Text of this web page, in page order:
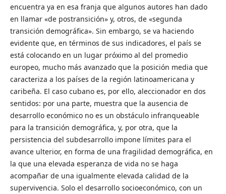
encuentra ya en esa franja que algunos autores han dado
en llamar «de postransición» y, otros, de «segunda
transición demográfica». Sin embargo, se va haciendo
evidente que, en términos de sus indicadores, el país se
está colocando en un lugar próximo al del promedio
europeo, mucho más avanzado que la posición media que
caracteriza a los países de la región latinoamericana y
caribeña. El caso cubano es, por ello, aleccionador en dos
sentidos: por una parte, muestra que la ausencia de
desarrollo económico no es un obstáculo infranqueable
para la transición demográfica, y, por otra, que la
persistencia del subdesarrollo impone límites para el
avance ulterior, en forma de una fragilidad demográfica, en
la que una elevada esperanza de vida no se haga
acompañar de una igualmente elevada calidad de la
supervivencia. Solo el desarrollo socioeconómico, con un